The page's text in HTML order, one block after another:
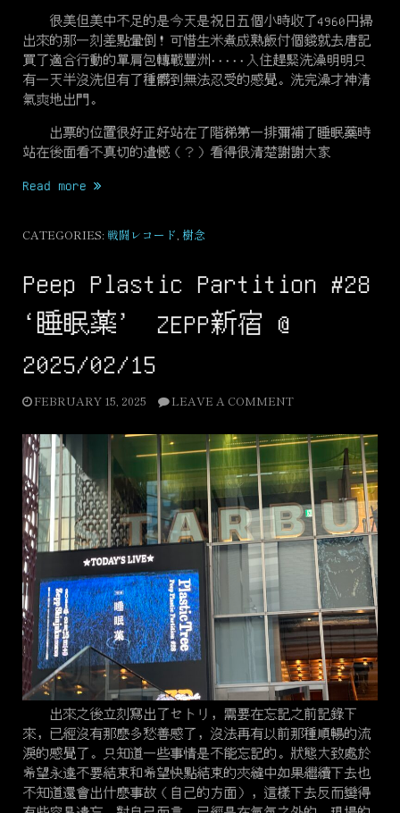
很美但美中不足的是今天是祝日五個小時收了4960円掃
出來的那一刻差點暈倒！可惜生米煮成熟飯付個錢就去唐記
買了適合行動的單肩包轉戰豐洲·····入住趕緊洗澡明明只
有一天半沒洗但有了種髒到無法忍受的感覺。洗完澡才神清
氣爽地出門。
出票的位置很好正好站在了階梯第一排彌補了睡眠藥時
站在後面看不真切的遺憾（？）看得很清楚謝謝大家
Read more “a
ド
ド
＠
洲
2025/10/13”
CATEGORIES: 戦闘レコード 樹念
Peep Plastic Partition #28
‘睡眠薬’ ZEPP新宿 @
2025/02/15
FEBRUARY 15, 2025 LEAVE A COMMENT
出來之後立刻寫出了セトリ，需要在忘記之前記錄下
來，已經沒有那麽多愁善感了，沒法再有以前那種順暢的流
淚的感覺了。只知道一些事情是不能忘記的。狀態大致處於
希望永遠不要結束和希望快點結束的夾縫中如果繼續下去也
不知道還會出什麽事故（自己的方面），這樣下去反而變得